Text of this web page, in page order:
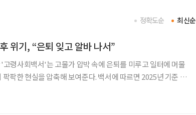
최신순
정확도순
위기, “은퇴 잊고 알바 나서”
고령사회백서'는 고물가 압박 속에 은퇴를 미루고 일터에 머물
축해 보여준다. 백서에 따르면 2025년 기준 일